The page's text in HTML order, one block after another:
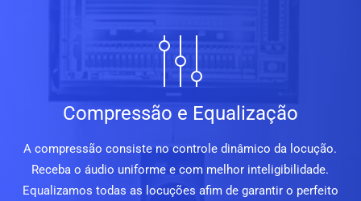
Compressão e Equalização
A compressão consiste no controle dinâmico da locução.
Receba o áudio uniforme e com melhor inteligibilidade.
Equalizamos todas as locuções afim de garantir o perfeito